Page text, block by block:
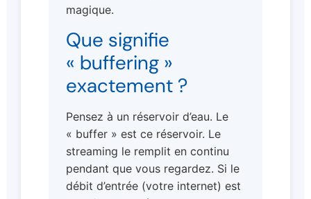
magique.
Que signifie
« buffering »
exactement ?
Pensez à un réservoir d’eau. Le
« buffer » est ce réservoir. Le
streaming le remplit en continu
pendant que vous regardez. Si le
débit d’entrée (votre internet) est